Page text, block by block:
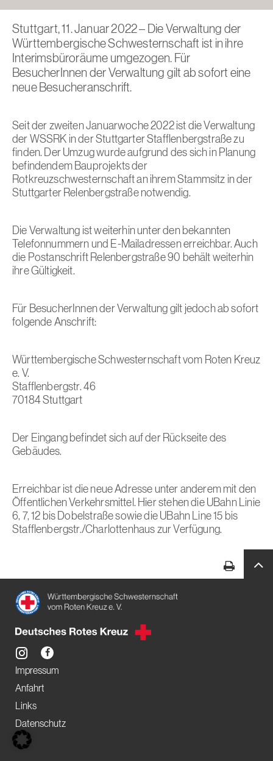
Stuttgart, 11. Januar 2022 – Die Verwaltung der
Württembergische Schwesternschaft ist in ihre
Interimsbüroräume umgezogen. Für
BesucherInnen der Verwaltung gilt ab sofort eine
neue Besucheranschrift.
Seit der zweiten Januarwoche 2022 ist die Verwaltung
der WSSRK in der Stuttgarter Stafflenbergstraße zu
finden. Der Umzug wurde aufgrund des sich in Planung
befindendem Bauprojekts der
Rotkreuzschwesternschaft an ihrem Stammsitz in der
Stuttgarter Relenbergstraße notwendig.
Die Verwaltung ist weiterhin unter den bekannten
Telefonnummern und E-Mailadressen erreichbar. Auch
die Postanschrift Relenbergstraße 90 behält weiterhin
ihre Gültigkeit.
Für BesucherInnen der Verwaltung gilt jedoch ab sofort
folgende Anschrift:
Württembergische Schwesternschaft vom Roten Kreuz
e. V.
Stafflenbergstr. 46
70184 Stuttgart
Der Eingang befindet sich auf der Rückseite des
Gebäudes.
Erreichbar ist die neue Adresse unter anderem mit den
Öffentlichen Verkehrsmittel. Hier stehen die UBahn Linie
6, 7, 12 bis Dobelstraße sowie die UBahn Line 15 bis
Stafflenbergstr./Charlottenhaus zur Verfügung.
Impressum
Anfahrt
Links
Datenschutz